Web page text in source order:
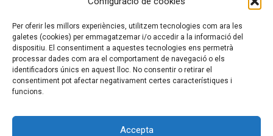
Per oferir les millors experiències, utilitzem tecnologies com ara les
galetes (cookies) per emmagatzemar i/o accedir a la informació del
dispositiu. El consentiment a aquestes tecnologies ens permetrà
processar dades com ara el comportament de navegació o els
identificadors únics en aquest lloc. No consentir o retirar el
consentiment pot afectar negativament certes característiques i
funcions.
Accepta
Telèfon: (+34) 937 361 100
clubinternacionalitzacio@cecot.org.